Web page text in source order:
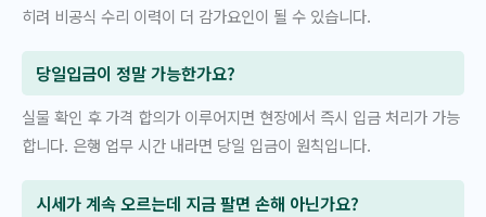
히려 비공식 수리 이력이 더 감가요인이 될 수 있습니다.
당일입금이 정말 가능한가요?
실물 확인 후 가격 합의가 이루어지면 현장에서 즉시 입금 처리가 가능
합니다. 은행 업무 시간 내라면 당일 입금이 원칙입니다.
시세가 계속 오르는데 지금 팔면 손해 아닌가요?